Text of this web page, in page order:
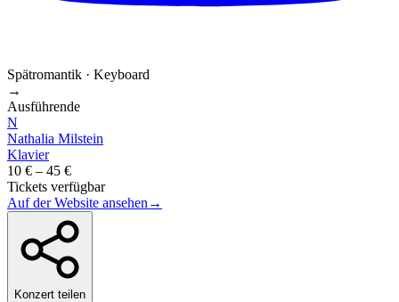
Spätromantik · Keyboard
→
Ausführende
N
Nathalia Milstein
Klavier
10 € – 45 €
Tickets verfügbar
Auf der Website ansehen →
Konzert teilen